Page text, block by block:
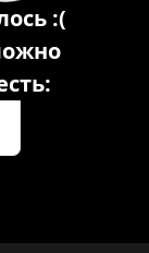
:(